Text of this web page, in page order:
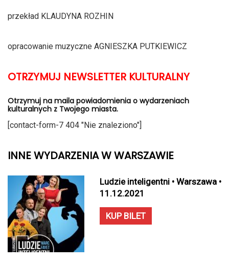
przekład KLAUDYNA ROZHIN
opracowanie muzyczne AGNIESZKA PUTKIEWICZ
OTRZYMUJ NEWSLETTER KULTURALNY
Otrzymuj na maila powiadomienia o wydarzeniach
kulturalnych z Twojego miasta.
[contact-form-7 404 "Nie znaleziono"]
INNE WYDARZENIA W WARSZAWIE
Ludzie inteligentni • Warszawa •
11.12.2021
KUP BILET